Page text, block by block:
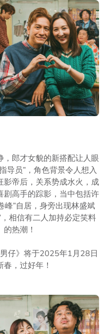
郎才女貌的新搭配让人眼
导员”，角色背景令人想入
影帝后，关系势成水火，成
剧高手的踪影，当中包括许
峰”自居，身旁出现林盛斌
，相信有二人加持必定笑料
热潮！
仔》将于2025年1月28日
，过好年！